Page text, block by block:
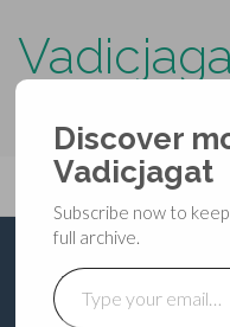
Primary
Menu
content
Vadicjagat
Discover
Vadicjagat
Subscribe now to
full archive.
Type your email…